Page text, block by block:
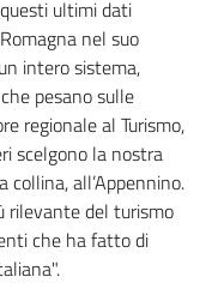
ultimi dati
nel suo
intero sistema,
pesano sulle
regionale al Turismo,
scelgono la nostra
collina, all’Appennino.
rilevante del turismo
che ha fatto di